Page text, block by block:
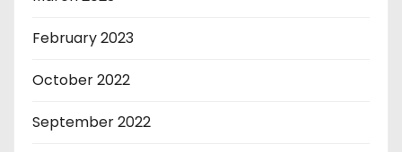
February 2023
October 2022
September 2022